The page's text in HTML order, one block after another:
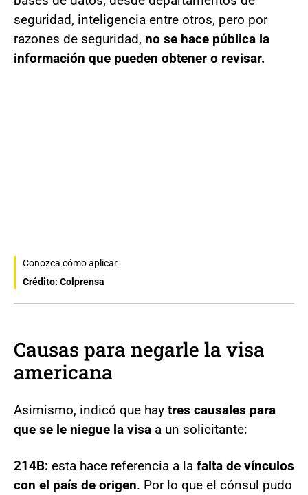
seguridad, inteligencia entre otros, pero por
razones de seguridad, no se hace pública la
información que pueden obtener o revisar.
Conozca cómo aplicar.
Crédito: Colprensa
Causas para negarle la visa
americana
Asimismo, indicó que hay tres causales para
que se le niegue la visa a un solicitante:
214B: esta hace referencia a la falta de vínculos
con el país de origen. Por lo que el cónsul pudo